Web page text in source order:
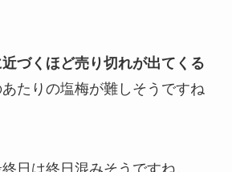
づくほど売り切れが出てくる
あたりの塩梅が難しそうですね
日は終日混みそうですね。